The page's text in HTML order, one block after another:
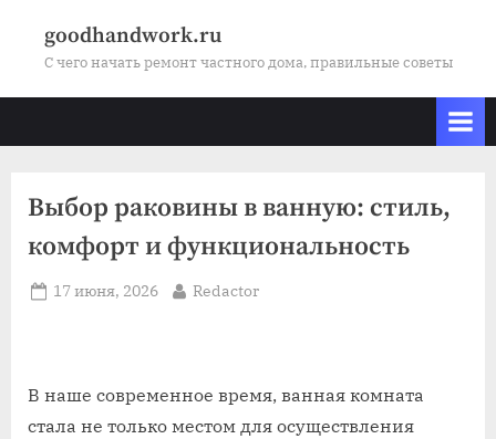
goodhandwork.ru
С чего начать ремонт частного дома, правильные советы
Выбор раковины в ванную: стиль,
комфорт и функциональность
Posted
17 июня, 2026 By
Redactor
В наше современное время, ванная комната
стала не только местом для осуществления